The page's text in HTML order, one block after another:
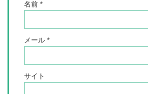
名前 *
メール *
サイト